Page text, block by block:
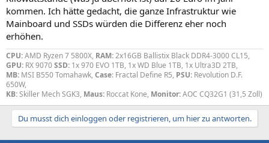
kommen. Ich hätte gedacht, die ganze Infrastruktur wie
Mainboard und SSDs würden die Differenz eher noch
erhöhen.
CPU:AMD Ryzen 7 5800X, RAM:2x16GB Ballistix Black DDR4-3000 CL15,
GPU: RX 9070SSD: 1x 970 EVO 1TB, 1x WD Blue 1TB, 1x Ultra3D 2TB,
MB: MSI B550 Tomahawk, Case: Fractal Define R5, PSU: Revolution D.F.
650W,
KB:Skiller Mech SGK3, Maus: Roccat Kone, Monitor:AOC CQ32G1 (31,5 Zoll)
Du musst dich einloggen oder registrieren, um hier zu antworten.